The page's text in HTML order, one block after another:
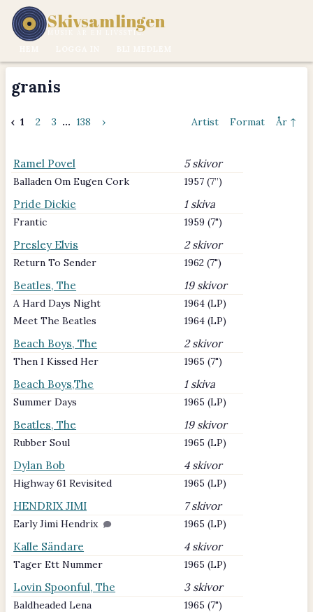
Skivsamlingen
MUSIK ÄR EN LIVSSTIL.
granis
‹ 1 2 3 ... 138 › Artist Format År ↑
Ramel Povel 5 skivor
Balladen Om Eugen Cork 1957 (7”)
Pride Dickie 1 skiva
Frantic 1959 (7")
Presley Elvis 2 skivor
Return To Sender 1962 (7")
Beatles, The 19 skivor
A Hard Days Night
1964 (LP)
Meet The Beatles
1964 (LP)
Beach Boys, The 2 skivor
Then I Kissed Her 1965 (7")
Beach Boys,The 1 skiva
Summer Days 1965 (LP)
Beatles, The 19 skivor
Rubber Soul 1965 (LP)
Dylan Bob 4 skivor
Highway 61 Revisited 1965 (LP)
HENDRIX JIMI 7 skivor
Early Jimi Hendrix 1965 (LP)
Kalle Sändare 4 skivor
Tager Ett Nummer 1965 (LP)
Lovin Spoonful, The 3 skivor
Baldheaded Lena 1965 (7")